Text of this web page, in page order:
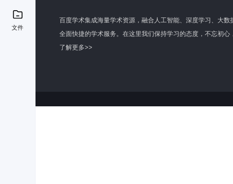
文件
百度学术集成海量学术资源，融合人工智能、深度学习、大
全面快捷的学术服务。在这里我们保持学习的态度，不忘初心
了解更多>>